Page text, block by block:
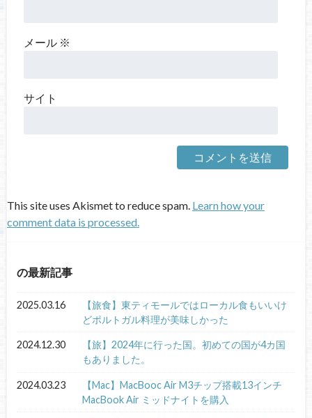
メール ※
サイト
This site uses Akismet to reduce spam. Learn how your
comment data is processed.
の最新記事
2025.03.16
【旅食】東ティモールではローカル食もいいけ
どポルトガル料理が美味しかった
2024.12.30
【旅】2024年に行った国。初めての国が4カ国
もありました。
2024.03.23
【Mac】MacBooc Air M3チップ搭載13インチ
MacBook Air ミッドナイトを購入